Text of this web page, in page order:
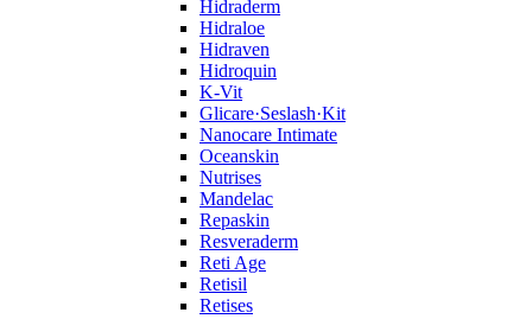
Hidraderm
Hidraloe
Hidraven
Hidroquin
K-Vit
Glicare·Seslash·Kit
Nanocare Intimate
Oceanskin
Nutrises
Mandelac
Repaskin
Resveraderm
Reti Age
Retisil
Retises